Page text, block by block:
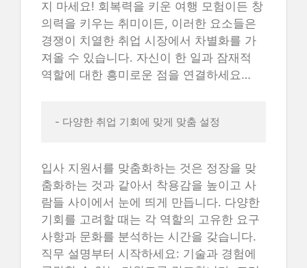
지 마세요! 회복력을 키운 여행 모험이든 창
의력을 키우는 취미이든, 이러한 요소들은
경쟁이 치열한 취업 시장에서 차별화를 가
져올 수 있습니다. 자신이 한 일과 잠재적
역할에 대한 흥미로운 점을 연결하세요…
- 다양한 취업 기회에 맞게 맞춤 설정
입사 지원서를 맞춤화하는 것은 정장을 맞
춤화하는 것과 같아서 착용감을 높이고 사
람들 사이에서 눈에 띄게 만듭니다. 다양한
기회를 고려할 때는 각 역할의 고유한 요구
사항과 문화를 분석하는 시간을 갖습니다.
직무 설명부터 시작하세요: 기술과 경험에